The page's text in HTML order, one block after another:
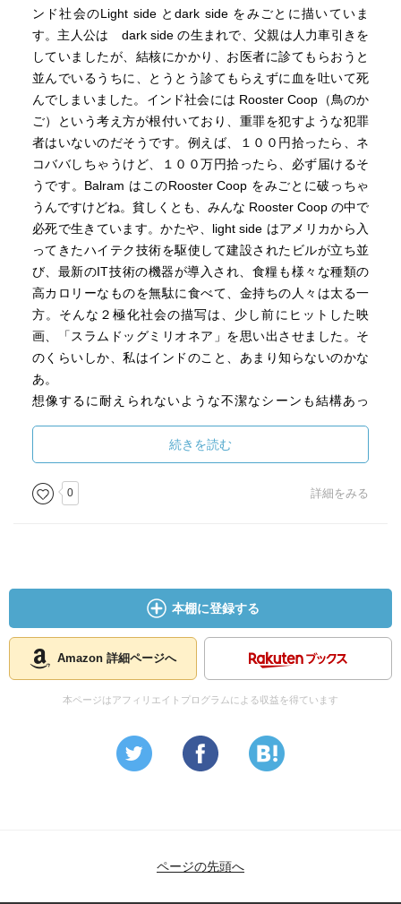
ンド社会のLight side とdark side をみごとに描いていま
す。主人公は dark side の生まれで、父親は人力車引きを
していましたが、結核にかかり、お医者に診てもらおうと
並んでいるうちに、とうとう診てもらえずに血を吐いて死
んでしまいました。インド社会には Rooster Coop（鳥のか
ご）という考え方が根付いており、重罪を犯すような犯罪
者はいないのだそうです。例えば、１００円拾ったら、ネ
コババしちゃうけど、１００万円拾ったら、必ず届けるそ
うです。Balram はこのRooster Coop をみごとに破っちゃ
うんですけどね。貧しくとも、みんな Rooster Coop の中で
必死で生きています。かたや、light side はアメリカから入
ってきたハイテク技術を駆使して建設されたビルが立ち並
び、最新のIT技術の機器が導入され、食糧も様々な種類の
高カロリーなものを無駄に食べて、金持ちの人々は太る一
方。そんな２極化社会の描写は、少し前にヒットした映
画、「スラムドッグミリオネア」を思い出させました。そ
のくらいしか、私はインドのこと、あまり知らないのかな
あ。
想像するに耐えられないような不潔なシーンも結構あっ
しても重い内容でした。考えさせられる本です。
続きを読む
0 詳細をみる
本棚に登録する
Amazon 詳細ページへ
本ページはアフィリエイトプログラムによる収益を得ています
ページの先頭へ